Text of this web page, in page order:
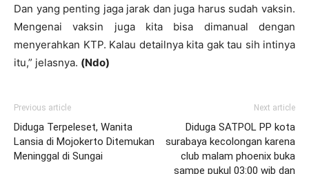
Dan yang penting jaga jarak dan juga harus sudah vaksin.
Mengenai vaksin juga kita bisa dimanual dengan
menyerahkan KTP. Kalau detailnya kita gak tau sih intinya
itu,” jelasnya. (Ndo)
Previous article
Diduga Terpeleset, Wanita
Lansia di Mojokerto Ditemukan
Meninggal di Sungai
Next article
Diduga SATPOL PP kota
surabaya kecolongan karena
club malam phoenix buka
sampe pukul 03:00 wib dan